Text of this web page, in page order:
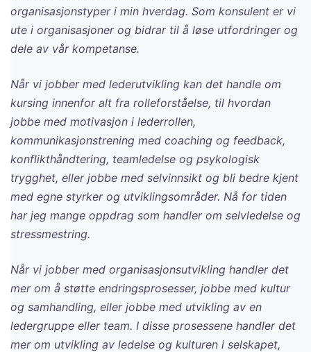
organisasjonstyper i min hverdag. Som konsulent er vi
ute i organisasjoner og bidrar til å løse utfordringer og
dele av vår kompetanse.
Når vi jobber med lederutvikling kan det handle om
kursing innenfor alt fra rolleforståelse, til hvordan
jobbe med motivasjon i lederrollen,
kommunikasjonstrening med coaching og feedback,
konflikthåndtering, teamledelse og psykologisk
trygghet, eller jobbe med selvinnsikt og bli bedre kjent
med egne styrker og utviklingsområder. Nå for tiden
har jeg mange oppdrag som handler om selvledelse og
stressmestring.
Når vi jobber med organisasjonsutvikling handler det
mer om å støtte endringsprosesser, jobbe med kultur
og samhandling, eller jobbe med utvikling av en
ledergruppe eller team. I disse prosessene handler det
mer om utvikling av ledelse og kulturen i selskapet,